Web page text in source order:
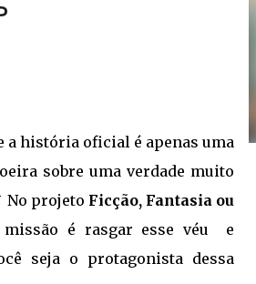
a história oficial é apenas uma
sobre uma verdade muito
No projeto Ficção, Fantasia ou
missão é rasgar esse véu e
seja o protagonista dessa